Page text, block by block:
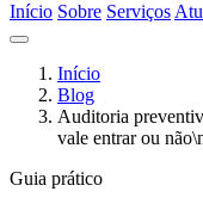
Início Sobre Serviços
Início
Blog
Auditoria
vale entrar ou
Guia prático